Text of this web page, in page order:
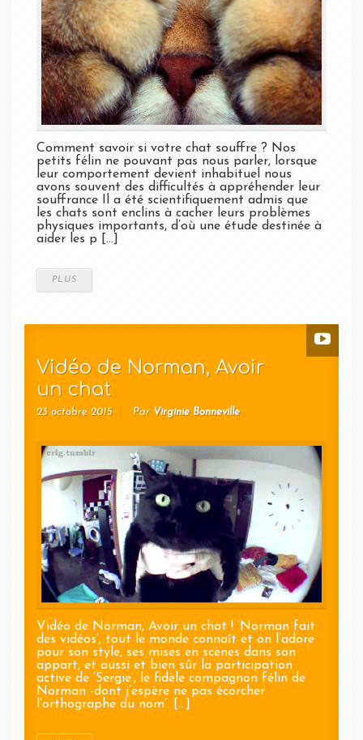
Comment savoir si votre chat souffre ? Nos
petits félin ne pouvant pas nous parler, lorsque
leur comportement devient inhabituel nous
avons souvent des difficultés à appréhender leur
souffrance Il a été scientifiquement admis que
les chats sont enclins à cacher leurs problèmes
physiques importants, d’où une étude destinée à
aider les p [...]
PLUS
Vidéo de Norman, Avoir
un chat
23 octobre 2015 Par Virginie Bonneville
Vidéo de Norman, Avoir un chat ! ‘Norman fait
des vidéos‘, tout le monde connaît et on l’adore
pour son style, ses mises en scènes dans son
appart, et aussi et bien sûr la participation
active de ‘Sergie’, le fidèle compagnon félin de
Norman -dont j’espère ne pas écorcher
l’orthographe du nom’. [...]